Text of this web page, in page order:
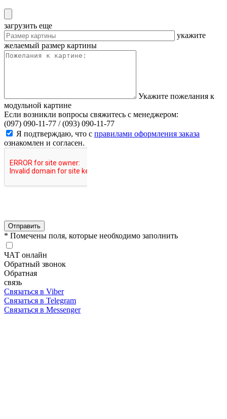
загрузить еще
укажите
желаемый размер картины
Укажите пожелания к
модульной картине
Если возникли вопросы свяжитесь с менеджером:
(097) 090-11-77 /(093) 090-11-77
Я подтверждаю, что с правилами оформления заказа
ознакомлен и согласен.
Отправить
* Помечены поля, которые необходимо заполнить
ЧАТ онлайн
Обратный звонок
Обратная
связь
Связаться в Viber
Связаться в Telegram
Связаться в Messenger